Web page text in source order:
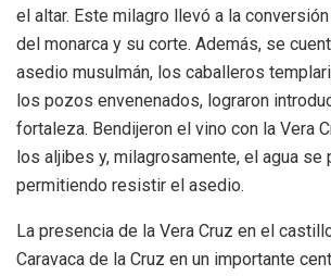
el altar. Este milagro llevó a la
del monarca y su corte. Además, se
asedio musulmán, los caballeros
los pozos envenenados, lograron
fortaleza. Bendijeron el vino con la Vera
los aljibes y, milagrosamente, el agua se
permitiendo resistir el asedio.
La presencia de la Vera Cruz en el
Caravaca de la Cruz en un importante